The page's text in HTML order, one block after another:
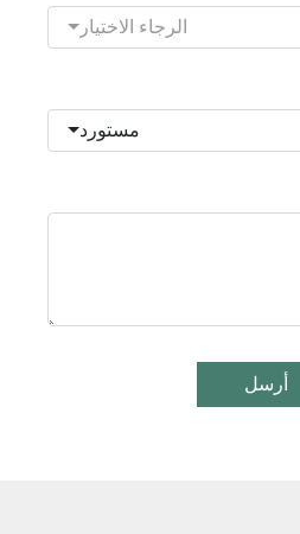
الرجاء الاختيار
مستورد
أرسل